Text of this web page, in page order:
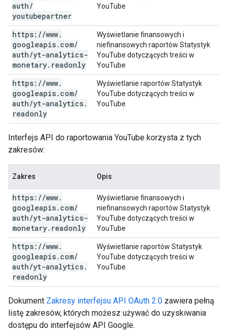
auth/
youtubepartner
YouTube
https: //www.
googleapis. com/
auth/yt-analytics-
monetary. readonly
Wyświetlanie finansowych i
niefinansowych raportów Statystyk
YouTube dotyczących treści w
YouTube
https: //www.
googleapis. com/
auth/yt-analytics.
readonly
Wyświetlanie raportów Statystyk
YouTube dotyczących treści w
YouTube
Interfejs API do raportowania YouTube korzysta z tych
zakresów:
Zakres Opis
https: //www.
googleapis. com/
auth/yt-analytics-
monetary. readonly
Wyświetlanie finansowych i
niefinansowych raportów Statystyk
YouTube dotyczących treści w
YouTube
https: //www.
googleapis. com/
auth/yt-analytics.
readonly
Wyświetlanie raportów Statystyk
YouTube dotyczących treści w
YouTube
Dokument Zakresy interfejsu API OAuth 2.0 zawiera pełną
listę zakresów, których możesz używać do uzyskiwania
dostępu do interfejsów API Google.